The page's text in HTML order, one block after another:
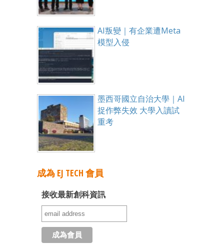
AI叛變｜有企業遭Meta
模型入侵
墨西哥國立自治大學｜AI
捉作弊失效 大學入讀試
重考
成為 EJ TECH 會員
接收最新創科資訊